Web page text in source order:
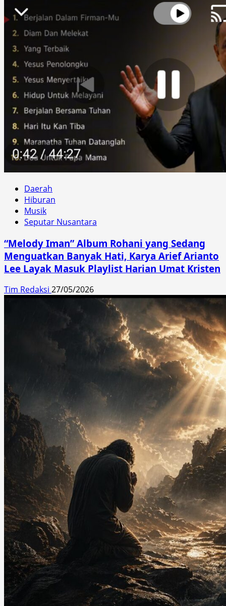
Daerah
Hiburan
Musik
Seputar Nusantara
“Melody Iman” Album Rohani yang Sedang
Menguatkan Banyak Hati, Karya Arief Arianto
Lee Layak Masuk Playlist Harian Umat Kristen
Tim Redaksi 27/05/2026